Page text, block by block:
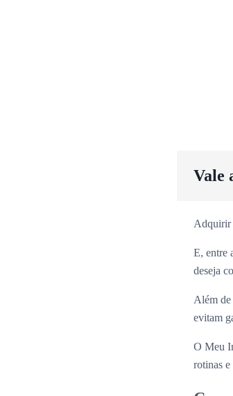
Vale
Adquirir
E, entre
deseja
Além de
evitam
O Meu
rotinas